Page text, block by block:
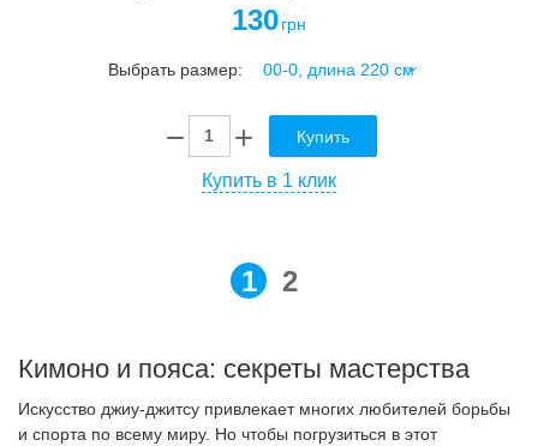
130 грн
Выбрать размер:
Купить
Купить в 1 клик
1 2
Кимоно и пояса: секреты мастерства
Искусство джиу-джитсу привлекает многих любителей борьбы
и спорта по всему миру. Но чтобы погрузиться в этот